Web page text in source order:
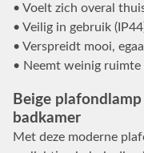
• Voelt zich overal
• Veilig in gebruik
• Verspreidt mooi,
• Neemt weinig ruimte
Beige
badkamer
Met deze moderne